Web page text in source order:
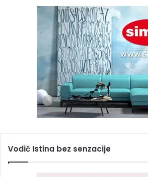
Vodič Istina bez senzacije